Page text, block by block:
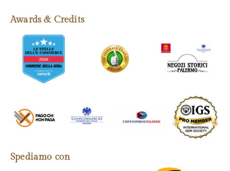
Awards & Credits
Spediamo con